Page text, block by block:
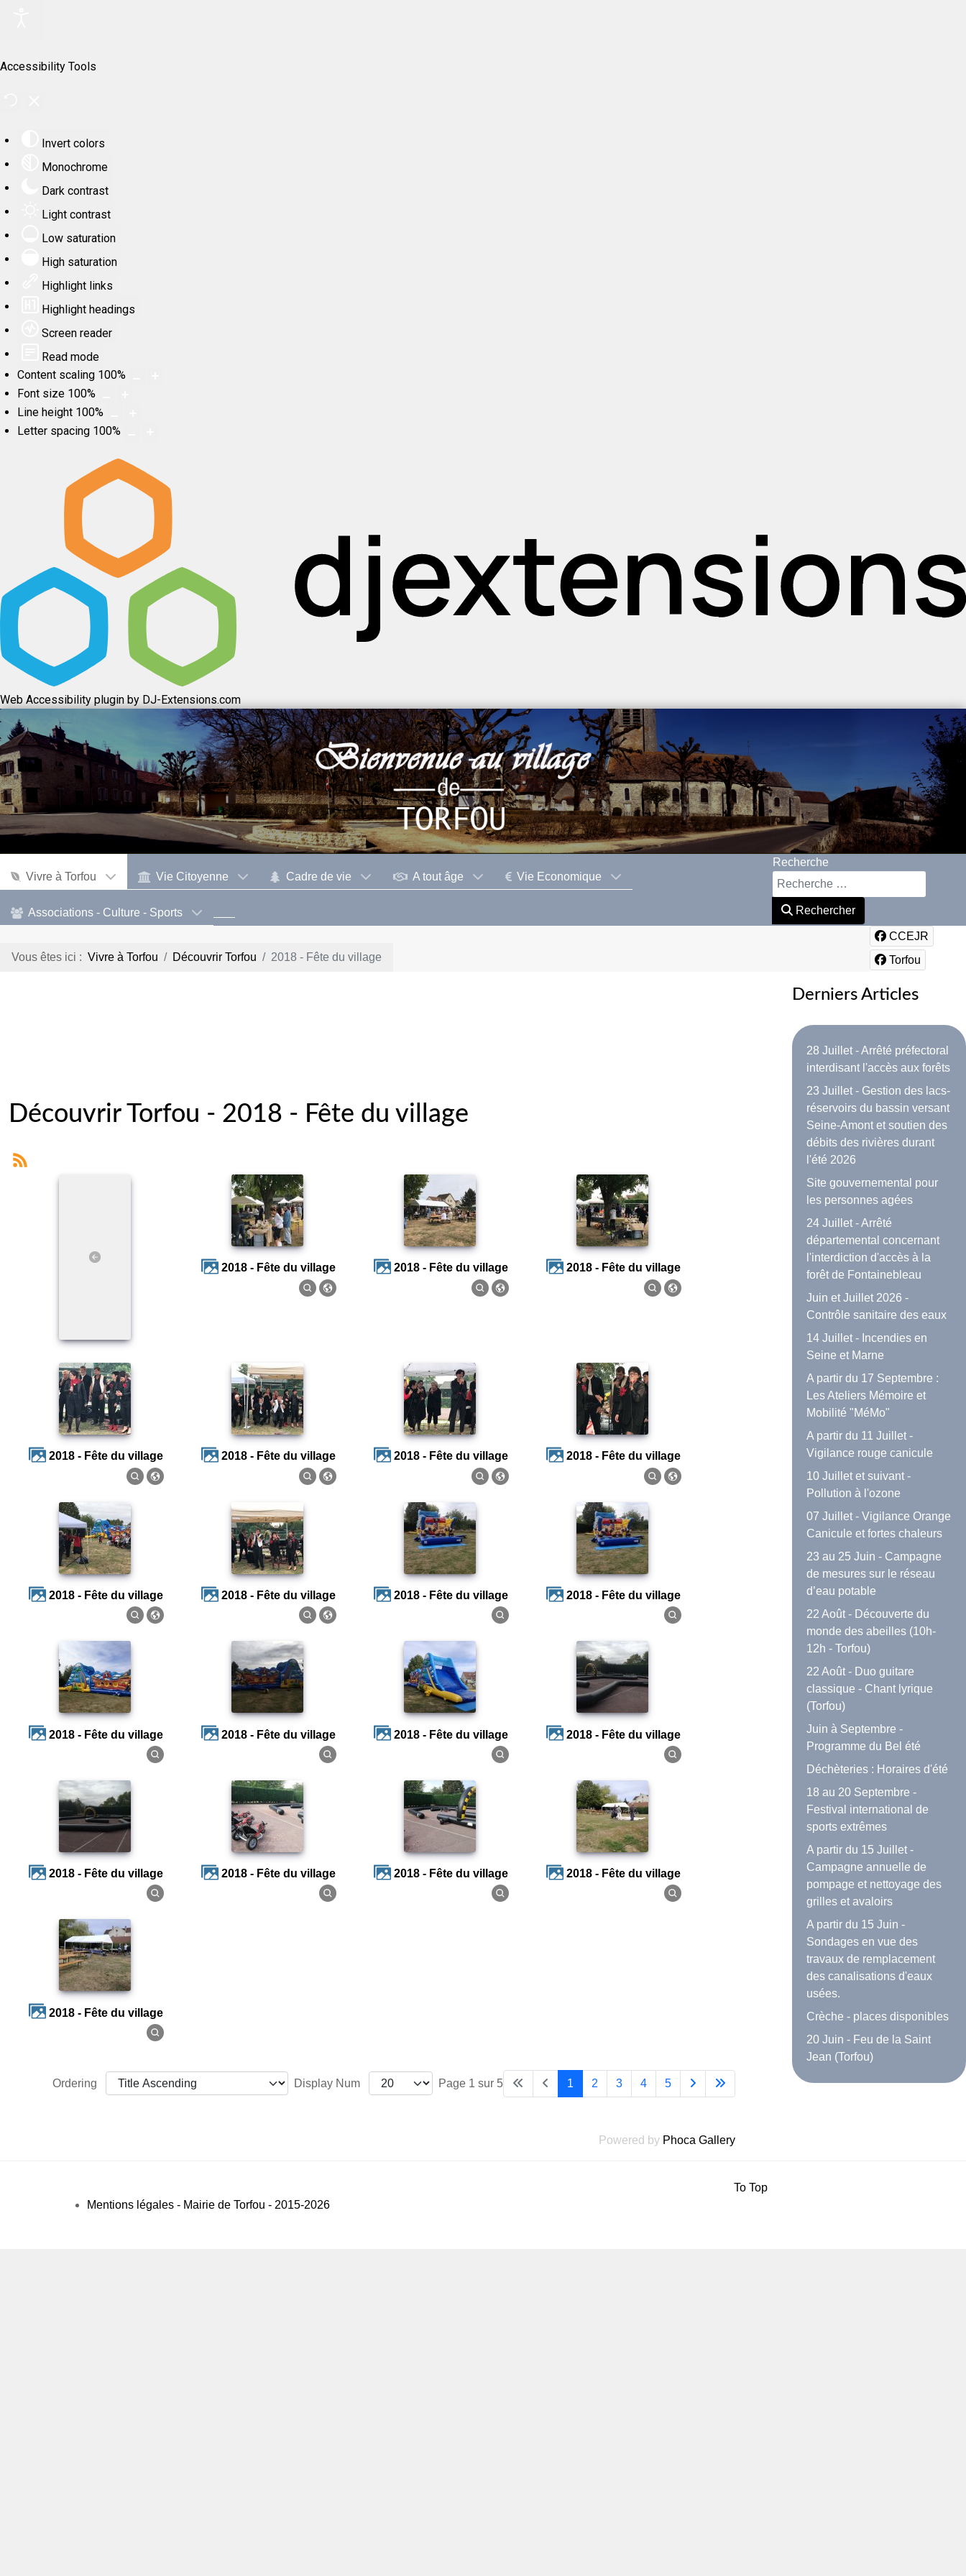
Accessibility Tools
Invert colors
Monochrome
Dark contrast
Light contrast
Low saturation
High saturation
Highlight links
Highlight headings
Screen reader
Read mode
Content scaling 100%
Font size 100%
Line height 100%
Letter spacing 100%
Web Accessibility plugin by DJ-Extensions.com
Vivre à Torfou Vie Citoyenne Cadre de vie A tout âge Vie Economique
Associations - Culture - Sports
Recherche
Rechercher
Vous êtes ici : Vivre à Torfou Découvrir Torfou 2018 - Fête du village
CCEJR
Torfou
Découvrir Torfou - 2018 - Fête du village
2018 - Fête du village 2018 - Fête du village 2018 - Fête du village
2018 - Fête du village 2018 - Fête du village 2018 - Fête du village 2018 - Fête du village
2018 - Fête du village 2018 - Fête du village 2018 - Fête du village 2018 - Fête du village
2018 - Fête du village 2018 - Fête du village 2018 - Fête du village 2018 - Fête du village
2018 - Fête du village 2018 - Fête du village 2018 - Fête du village 2018 - Fête du village
2018 - Fête du village
Ordering Display Num Page 1 sur 5 1 2 3 4 5
Powered by Phoca Gallery
Derniers Articles
28 Juillet - Arrêté préfectoral
interdisant l'accès aux forêts
23 Juillet - Gestion des lacs-
réservoirs du bassin versant
Seine-Amont et soutien des
débits des rivières durant
l'été 2026
Site gouvernemental pour
les personnes agées
24 Juillet - Arrêté
départemental concernant
l'interdiction d'accès à la
forêt de Fontainebleau
Juin et Juillet 2026 -
Contrôle sanitaire des eaux
14 Juillet - Incendies en
Seine et Marne
A partir du 17 Septembre :
Les Ateliers Mémoire et
Mobilité "MéMo"
A partir du 11 Juillet -
Vigilance rouge canicule
10 Juillet et suivant -
Pollution à l'ozone
07 Juillet - Vigilance Orange
Canicule et fortes chaleurs
23 au 25 Juin - Campagne
de mesures sur le réseau
d’eau potable
22 Août - Découverte du
monde des abeilles (10h-
12h - Torfou)
22 Août - Duo guitare
classique - Chant lyrique
(Torfou)
Juin à Septembre -
Programme du Bel été
Déchèteries : Horaires d'été
18 au 20 Septembre -
Festival international de
sports extrêmes
A partir du 15 Juillet -
Campagne annuelle de
pompage et nettoyage des
grilles et avaloirs
A partir du 15 Juin -
Sondages en vue des
travaux de remplacement
des canalisations d'eaux
usées.
Crèche - places disponibles
20 Juin - Feu de la Saint
Jean (Torfou)
Mentions légales - Mairie de Torfou - 2015-2026
To Top